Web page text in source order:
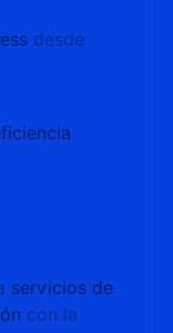
desde
servicios de
con la